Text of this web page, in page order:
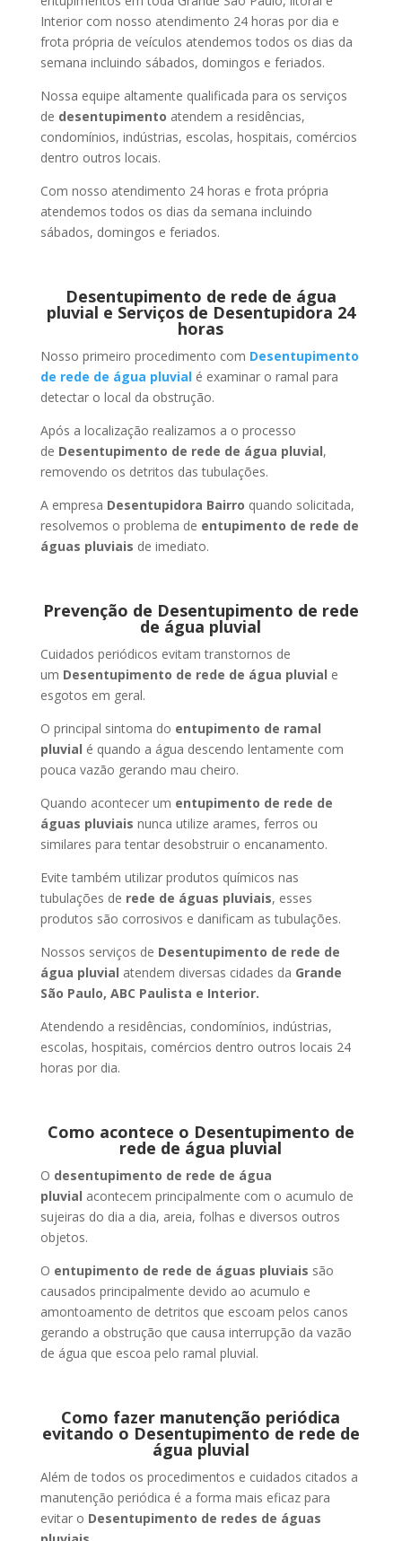
Interior com nosso atendimento 24 horas por dia e
frota própria de veículos atendemos todos os dias da
semana incluindo sábados, domingos e feriados.
Nossa equipe altamente qualificada para os serviços
de desentupimento atendem a residências,
condomínios, indústrias, escolas, hospitais, comércios
dentro outros locais.
Com nosso atendimento 24 horas e frota própria
atendemos todos os dias da semana incluindo
sábados, domingos e feriados.
Desentupimento de rede de água
pluvial e Serviços de Desentupidora 24
horas
Nosso primeiro procedimento com Desentupimento
de rede de água pluvialé examinar o ramal para
detectar o local da obstrução.
Após a localização realizamos a o processo
de Desentupimento de rede de água pluvial,
removendo os detritos das tubulações.
A empresa Desentupidora Bairro quando solicitada,
resolvemos o problema de entupimento de rede de
águas pluviais de imediato.
Prevenção de Desentupimento de rede
de água pluvial
Cuidados periódicos evitam transtornos de
um Desentupimento de rede de água pluvial e
esgotos em geral.
O principal sintoma do entupimento de ramal
pluvial é quando a água descendo lentamente com
pouca vazão gerando mau cheiro.
Quando acontecer um entupimento de rede de
águas pluviais nunca utilize arames, ferros ou
similares para tentar desobstruir o encanamento.
Evite também utilizar produtos químicos nas
tubulações de rede de águas pluviais, esses
produtos são corrosivos e danificam as tubulações.
Nossos serviços de Desentupimento de rede de
água pluvial atendem diversas cidades da Grande
São Paulo, ABC Paulista e Interior.
Atendendo a residências, condomínios, indústrias,
escolas, hospitais, comércios dentro outros locais 24
horas por dia.
Como acontece o Desentupimento de
rede de água pluvial
O desentupimento de rede de água
pluvial acontecem principalmente com o acumulo de
sujeiras do dia a dia, areia, folhas e diversos outros
objetos.
O entupimento de rede de águas pluviais são
causados principalmente devido ao acumulo e
amontoamento de detritos que escoam pelos canos
gerando a obstrução que causa interrupção da vazão
de água que escoa pelo ramal pluvial.
Como fazer manutenção periódica
evitando o Desentupimento de rede de
água pluvial
Além de todos os procedimentos e cuidados citados a
manutenção periódica é a forma mais eficaz para
evitar o Desentupimento de redes de águas